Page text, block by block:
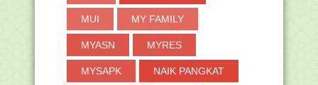
MUI MY FAMILY
MYASN MYRES
MYSAPK NAIK PANGKAT